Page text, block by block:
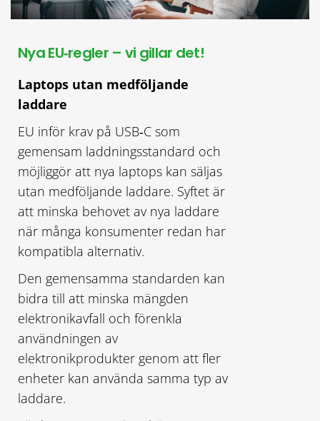
Nya EU‑regler – vi gillar det!
Laptops utan medföljande
laddare
EU inför krav på USB‑C som
gemensam laddningsstandard och
möjliggör att nya laptops kan säljas
utan medföljande laddare. Syftet är
att minska behovet av nya laddare
när många konsumenter redan har
kompatibla alternativ.
Den gemensamma standarden kan
bidra till att minska mängden
elektronikavfall och förenkla
användningen av
elektronikprodukter genom att fler
enheter kan använda samma typ av
laddare.